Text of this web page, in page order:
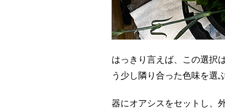
はっきり言えば、この選択
う少し隣り合った色味を選
器にオアシスをセットし、